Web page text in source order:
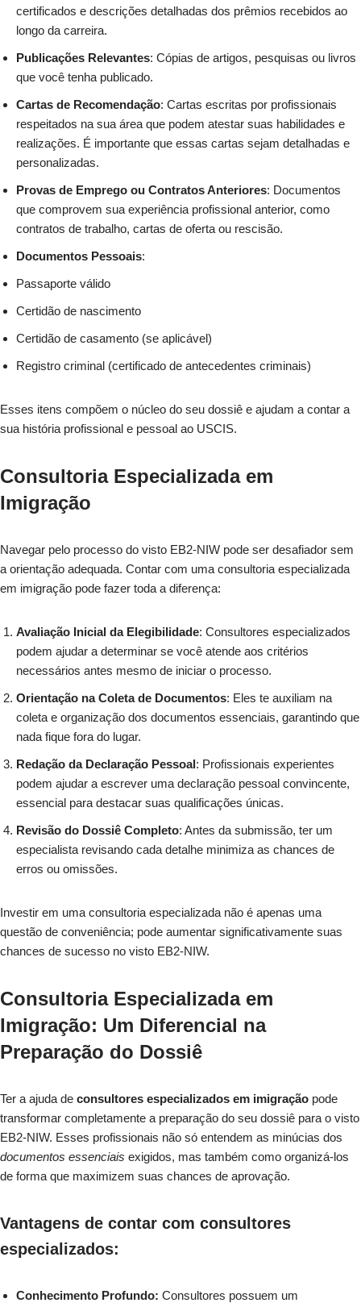
certificados e descrições detalhadas dos prêmios recebidos ao
longo da carreira.
Publicações Relevantes: Cópias de artigos, pesquisas ou livros
que você tenha publicado.
Cartas de Recomendação: Cartas escritas por profissionais
respeitados na sua área que podem atestar suas habilidades e
realizações. É importante que essas cartas sejam detalhadas e
personalizadas.
Provas de Emprego ou Contratos Anteriores: Documentos
que comprovem sua experiência profissional anterior, como
contratos de trabalho, cartas de oferta ou rescisão.
Documentos Pessoais:
Passaporte válido
Certidão de nascimento
Certidão de casamento (se aplicável)
Registro criminal (certificado de antecedentes criminais)
Esses itens compõem o núcleo do seu dossiê e ajudam a contar a
sua história profissional e pessoal ao USCIS.
Consultoria Especializada em
Imigração
Navegar pelo processo do visto EB2-NIW pode ser desafiador sem
a orientação adequada. Contar com uma consultoria especializada
em imigração pode fazer toda a diferença:
Avaliação Inicial da Elegibilidade: Consultores especializados
podem ajudar a determinar se você atende aos critérios
necessários antes mesmo de iniciar o processo.
Orientação na Coleta de Documentos: Eles te auxiliam na
coleta e organização dos documentos essenciais, garantindo que
nada fique fora do lugar.
Redação da Declaração Pessoal: Profissionais experientes
podem ajudar a escrever uma declaração pessoal convincente,
essencial para destacar suas qualificações únicas.
Revisão do Dossiê Completo: Antes da submissão, ter um
especialista revisando cada detalhe minimiza as chances de
erros ou omissões.
Investir em uma consultoria especializada não é apenas uma
questão de conveniência; pode aumentar significativamente suas
chances de sucesso no visto EB2-NIW.
Consultoria Especializada em
Imigração: Um Diferencial na
Preparação do Dossiê
Ter a ajuda de consultores especializados em imigração pode
transformar completamente a preparação do seu dossiê para o visto
EB2-NIW. Esses profissionais não só entendem as minúcias dos
documentos essenciais exigidos, mas também como organizá-los
de forma que maximizem suas chances de aprovação.
Vantagens de contar com consultores
especializados:
Conhecimento Profundo: Consultores possuem um